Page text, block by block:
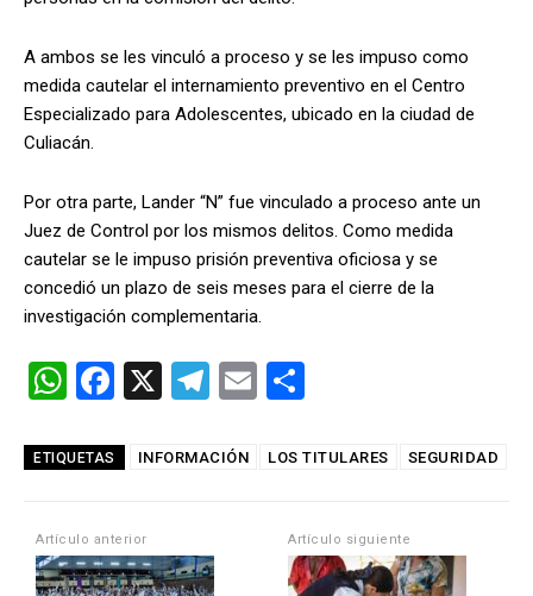
A ambos se les vinculó a proceso y se les impuso como
medida cautelar el internamiento preventivo en el Centro
Especializado para Adolescentes, ubicado en la ciudad de
Culiacán.
Por otra parte, Lander “N” fue vinculado a proceso ante un
Juez de Control por los mismos delitos. Como medida
cautelar se le impuso prisión preventiva oficiosa y se
concedió un plazo de seis meses para el cierre de la
investigación complementaria.
W
at
A
p
F
ce
o
o
X
T
e
m
E
ail m
ar
tir
ETIQUETAS INFORMACIÓN LOS TITULARES SEGURIDAD
Artículo anterior Artículo siguiente